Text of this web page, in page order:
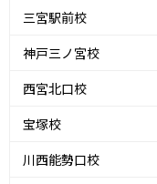
三宮駅前校
神戸三ノ宮校
西宮北口校
宝塚校
川西能勢口校